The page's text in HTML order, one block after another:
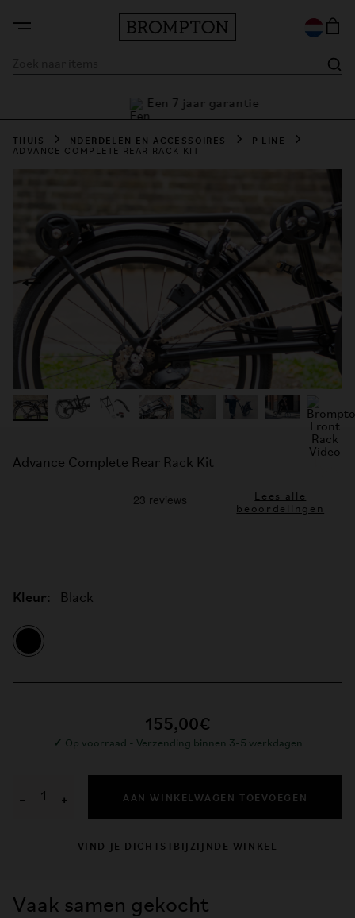
Een 7 jaar garantie
THUIS NDERDELEN EN ACCESSOIRES P LINE
ADVANCE COMPLETE REAR RACK KIT
Advance Complete Rear Rack Kit
Lees alle
beoordelingen
Kleur: Black
155,00€
✓ Op voorraad - Verzending binnen 3-5 werkdagen
− + AAN WINKELWAGEN TOEVOEGEN
VIND JE DICHTSTBIJZIJNDE WINKEL
Vaak samen gekocht